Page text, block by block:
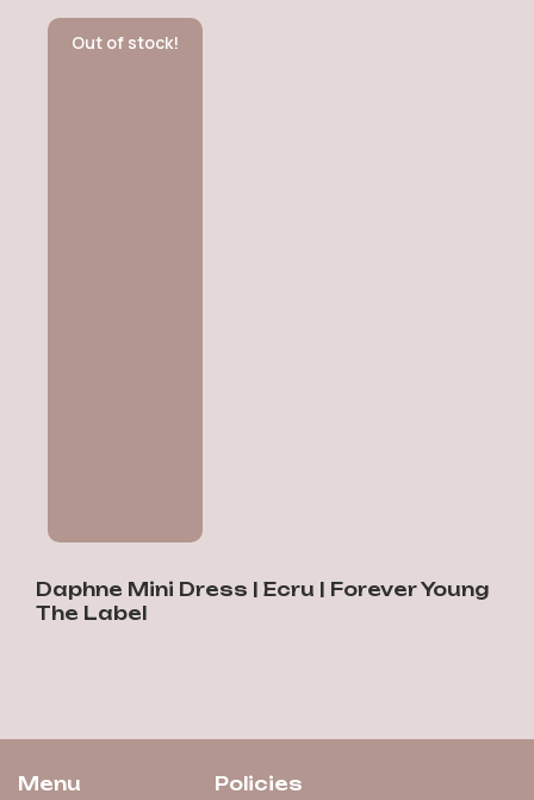
Out of stock!
Daphne Mini Dress | Ecru | Forever Young
The Label
Menu Policies